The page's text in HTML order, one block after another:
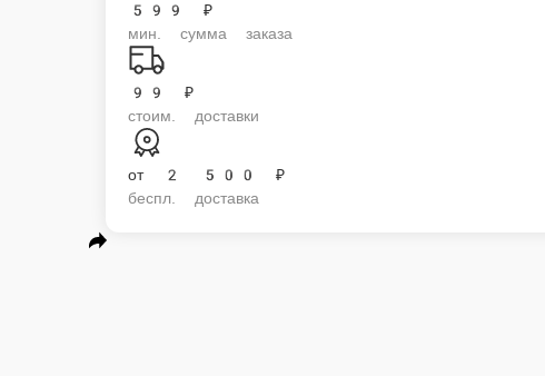
599 ₽
мин. сумма заказа
99 ₽
стоим. доставки
от 2 500 ₽
беспл. доставка